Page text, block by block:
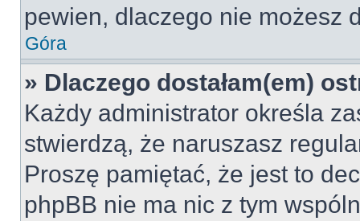
pewien, dlaczego nie możesz
Góra
» Dlaczego dostałam(em)
Każdy administrator określa
stwierdzą, że naruszasz
Proszę pamiętać, że jest to
phpBB nie ma nic z tym